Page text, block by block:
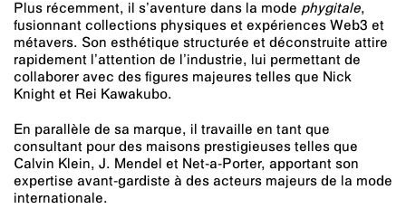
Plus récemment, il s’aventure dans la mode phygitale,
fusionnant collections physiques et expériences Web3 et
métavers. Son esthétique structurée et déconstruite attire
rapidement l’attention de l’industrie, lui permettant de
collaborer avec des figures majeures telles que Nick
Knight et Rei Kawakubo.
En parallèle de sa marque, il travaille en tant que
consultant pour des maisons prestigieuses telles que
Calvin Klein, J. Mendel et Net-a-Porter, apportant son
expertise avant-gardiste à des acteurs majeurs de la mode
internationale.